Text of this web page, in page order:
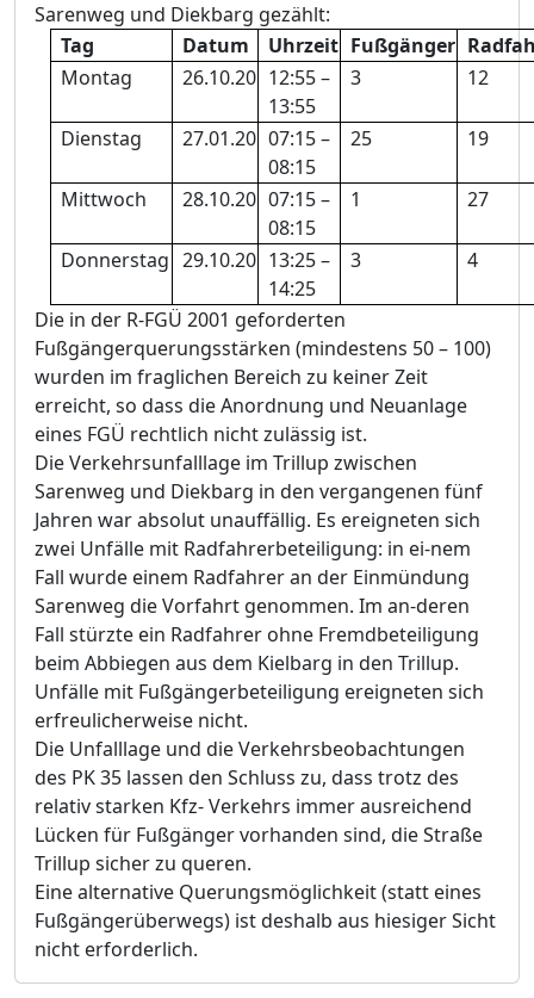
Sarenweg und Diekbarg gezählt:
Tag
Datum Uhrzeit Fußgänger
Montag
26.10.20 12:55 –
13:55
3 12
Dienstag 27.01.20 07:15 –
08:15
25 19
Mittwoch 28.10.20 07:15 –
08:15
1 27
Donnerstag 29.10.20 13:25 –
14:25
3 4
Die in der R-FGÜ 2001 geforderten
Fußgängerquerungsstärken (mindestens 50 – 100)
wurden im fraglichen Bereich zu keiner Zeit
erreicht, so dass die Anordnung und Neuanlage
eines FGÜ rechtlich nicht zulässig ist.
Die Verkehrsunfalllage im Trillup zwischen
Sarenweg und Diekbarg in den vergangenen fünf
Jahren war absolut unauffällig. Es ereigneten sich
zwei Unfälle mit Radfahrerbeteiligung: in ei-nem
Fall wurde einem Radfahrer an der Einmündung
Sarenweg die Vorfahrt genommen. Im an-deren
Fall stürzte ein Radfahrer ohne Fremdbeteiligung
beim Abbiegen aus dem Kielbarg in den Trillup.
Unfälle mit Fußgängerbeteiligung ereigneten sich
erfreulicherweise nicht.
Die Unfalllage und die Verkehrsbeobachtungen
des PK 35 lassen den Schluss zu, dass trotz des
relativ starken Kfz- Verkehrs immer ausreichend
Lücken für Fußgänger vorhanden sind, die Straße
Trillup sicher zu queren.
Eine alternative Querungsmöglichkeit (statt eines
Fußgängerüberwegs) ist deshalb aus hiesiger Sicht
nicht erforderlich.